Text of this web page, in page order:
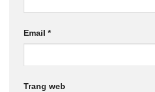
Email *
Trang web